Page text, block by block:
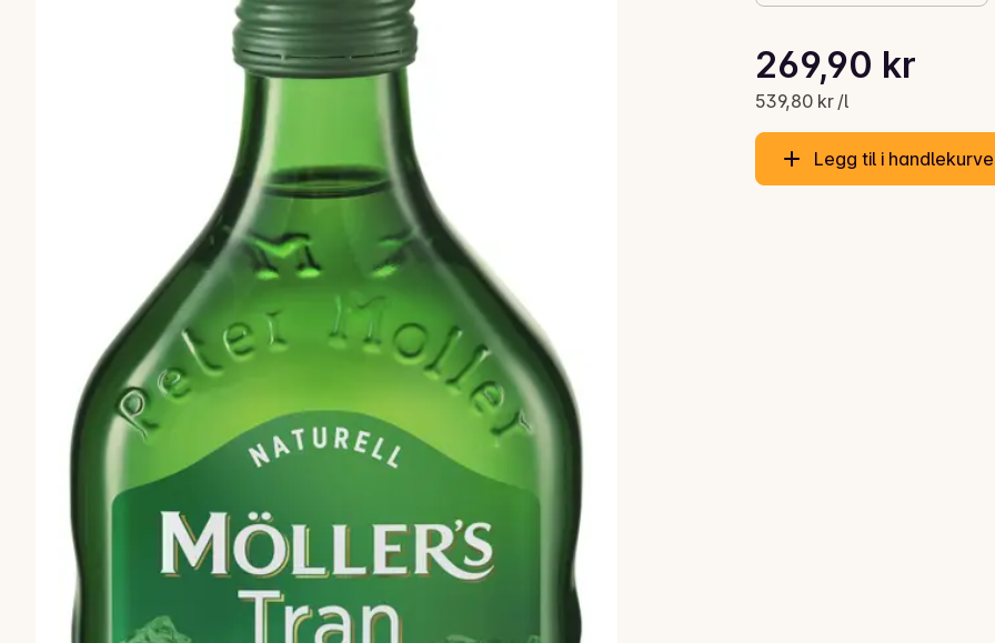
Gjeldende pris er: 269,90 kr
269,90 kr
539,80 kr /l
Stykkpris: 539,80 kr /l
Legg til i